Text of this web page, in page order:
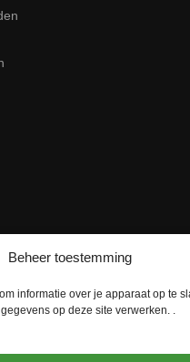
Beheer toestemming
informatie over je apparaat op te
op deze site verwerken. .